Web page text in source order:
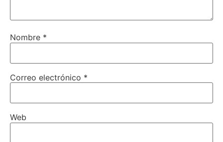
Nombre *
Correo electrónico *
Web